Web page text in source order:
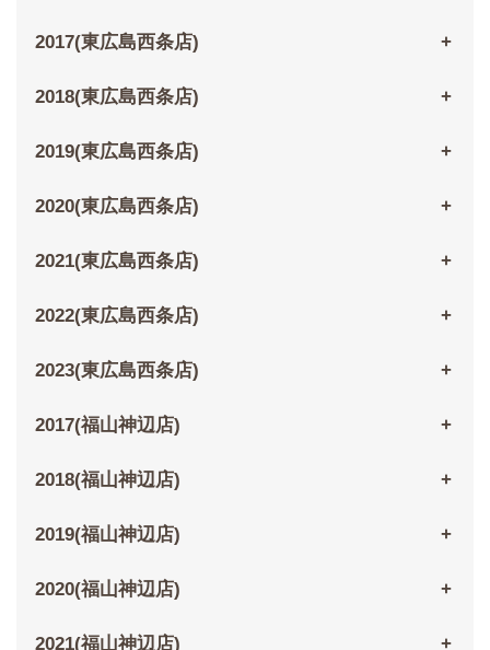
2017(東広島西条店)
2018(東広島西条店)
2019(東広島西条店)
2020(東広島西条店)
2021(東広島西条店)
2022(東広島西条店)
2023(東広島西条店)
2017(福山神辺店)
2018(福山神辺店)
2019(福山神辺店)
2020(福山神辺店)
2021(福山神辺店)